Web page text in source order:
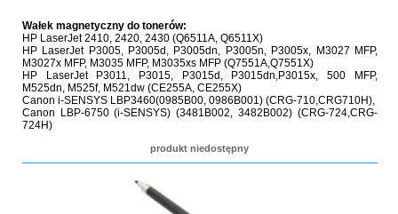
Wałek magnetyczny do tonerów:
HP LaserJet 2410, 2420, 2430 (Q6511A, Q6511X)
HP LaserJet P3005, P3005d, P3005dn, P3005n, P3005x, M3027 MFP,
M3027x MFP, M3035 MFP, M3035xs MFP (Q7551A,Q7551X)
HP LaserJet P3011, P3015, P3015d, P3015dn,P3015x, 500 MFP,
M525dn, M525f, M521dw (CE255A, CE255X)
Canon i-SENSYS LBP3460(0985B00, 0986B001) (CRG-710,CRG710H),
Canon LBP-6750 (i-SENSYS) (3481B002, 3482B002) (CRG-724,CRG-
724H)
produkt niedostępny